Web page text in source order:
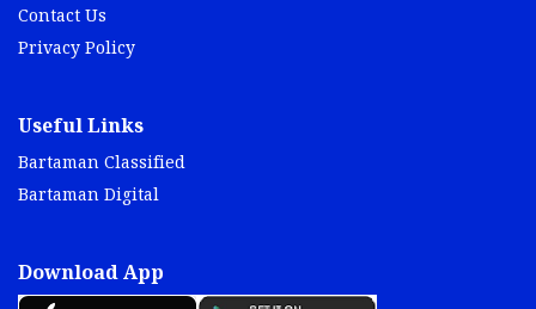
Contact Us
Privacy Policy
Useful Links
Bartaman Classified
Bartaman Digital
Download App